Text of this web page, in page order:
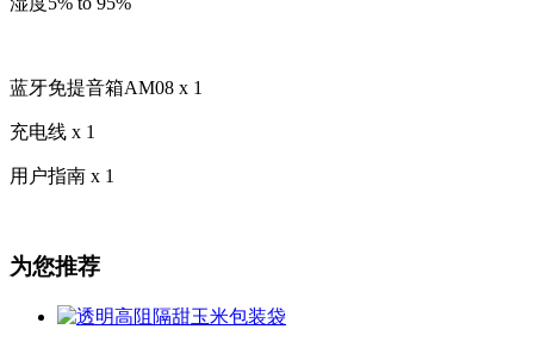
蓝牙免提音箱AM08 x 1
充电线 x 1
用户指南 x 1
为您推荐